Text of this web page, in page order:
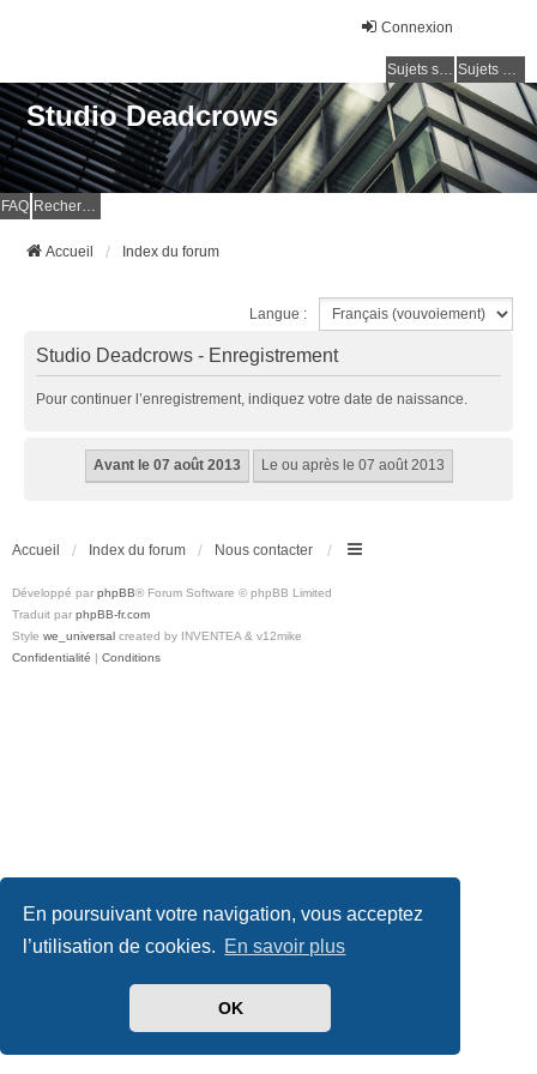
En poursuivant votre navigation, vous acceptez
l’utilisation de cookies. En savoir plus
OK
Connexion
Sujets sans réponse Sujets actifs
Studio Deadcrows
FAQ Rechercher
Accueil Index du forum
Langue :
Studio Deadcrows - Enregistrement
Pour continuer l’enregistrement, indiquez votre date de naissance.
Accueil Index du forum Nous contacter
Développé par phpBB® Forum Software © phpBB Limited
Traduit par phpBB-fr.com
Style we_universal created by INVENTEA & v12mike
Confidentialité | Conditions